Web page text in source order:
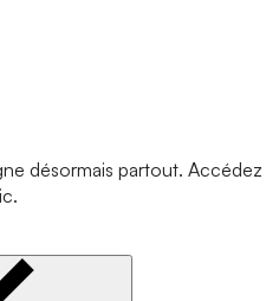
désormais partout. Accédez